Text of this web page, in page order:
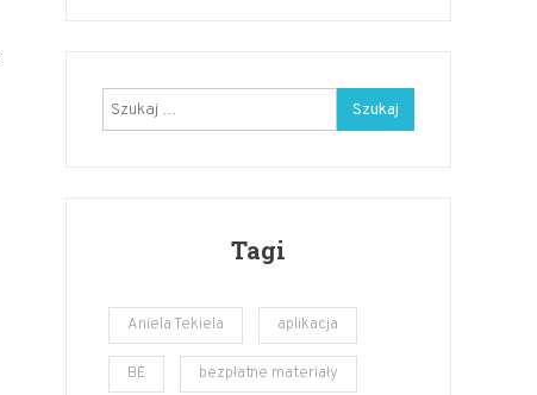
Szukaj:
Tagi
Aniela Tekiela aplikacja
BE bezpłatne materiały